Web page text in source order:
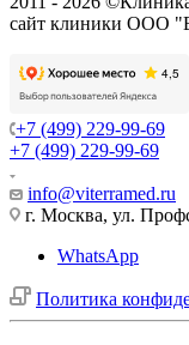
сайт клиники ООО
+7 (499) 229-99-69
+7 (499) 229-99-69
info@viterramed.ru
г. Москва, ул.
WhatsApp
Политика